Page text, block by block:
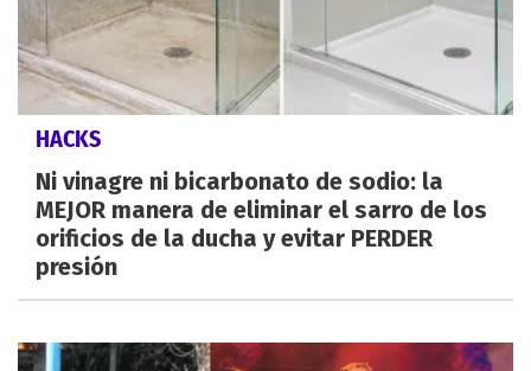
HACKS
Ni vinagre ni bicarbonato de sodio: la
MEJOR manera de eliminar el sarro de los
orificios de la ducha y evitar PERDER
presión